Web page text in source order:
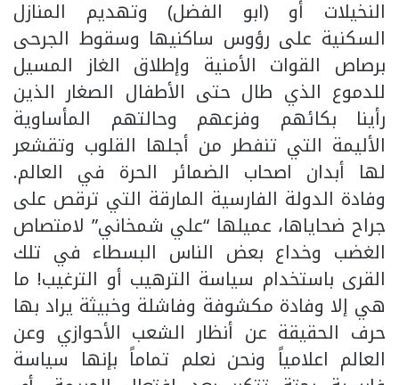
النخيلات أو (ابو الفضل) وتهديم المنازل
السكنية على رؤوس ساكنيها وسقوط الجرحى
برصاص القوات الأمنية وإطلاق الغاز المسيل
للدموع الذي طال حتى الأطفال الصغار الذين
رأينا بكائهم وفزعهم وحالتهم المأساوية
الأليمة التي تنفطر من أجلها القلوب وتقشعر
لها أبدان اصحاب الضمائر الحرة في العالم.
وفادة الدولة الفارسية المارقة التي ترقص على
جراح ضحاياها، عميلها “علي شمخاني” لامتصاص
الغضب وخداع بعض الناس البسطاء في تلك
القرى باستخدام سياسة الترهيب أو الترغيب! ما
هي إلا وفادة مكشوفة وفاشلة وخبيثة يراد بها
حرف الحقيقة عن أنظار الشعب الأحوازي وعن
العالم اعلامياً ونحن نعلم تماماً بإنها سياسة